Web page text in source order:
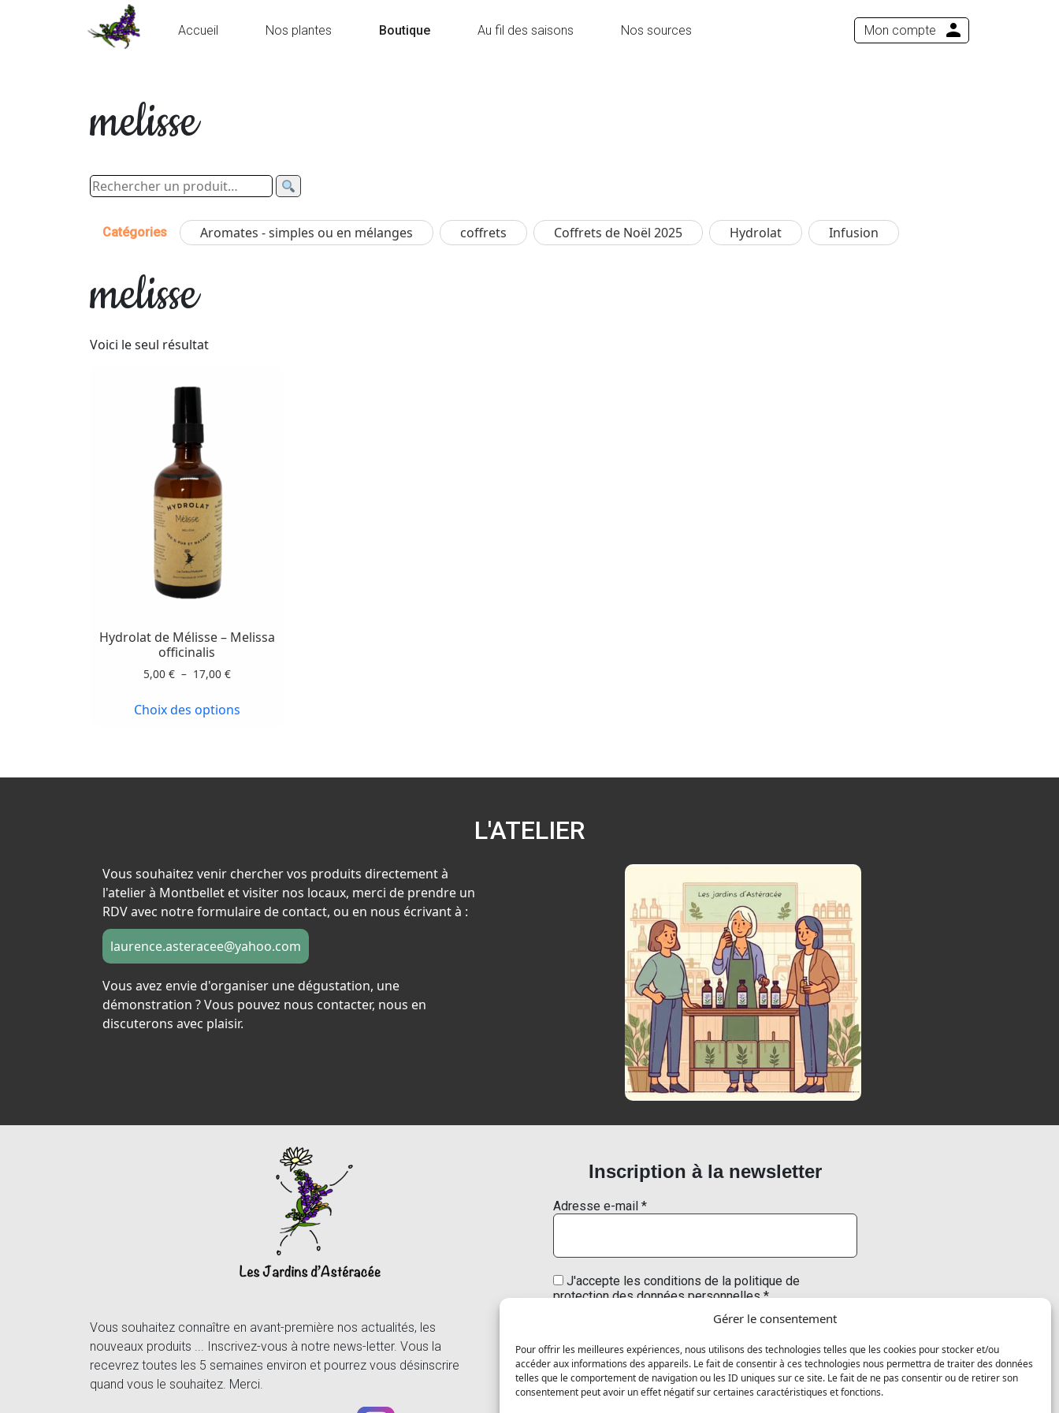
Gérer le consentement
Pour offrir les meilleures expériences, nous utilisons des technologies telles que les cookies pour stocker et/ou
accéder aux informations des appareils. Le fait de consentir à ces technologies nous permettra de traiter des données
telles que le comportement de navigation ou les ID uniques sur ce site. Le fait de ne pas consentir ou de retirer son
consentement peut avoir un effet négatif sur certaines caractéristiques et fonctions.
Accueil Nos plantes Boutique Au fil des saisons Nos sources Mon compte
melisse
Catégories Aromates - simples ou en mélanges coffrets Coffrets de Noël 2025 Hydrolat Infusion
melisse
Voici le seul résultat
Hydrolat de Mélisse – Melissa
officinalis
5,00 € – 17,00 €Plage
prix :
Choix des options
Ce
produit
variations.
Les
options
être
page
L'ATELIER
Vous souhaitez venir chercher vos produits directement à
l'atelier à Montbellet et visiter nos locaux, merci de prendre un
RDV avec notre formulaire de contact, ou en nous écrivant à :
laurence.asteracee@yahoo.com
Vous avez envie d'organiser une dégustation, une
démonstration ? Vous pouvez nous contacter, nous en
discuterons avec plaisir.
Vous souhaitez connaître en avant-première nos actualités, les
nouveaux produits ... Inscrivez-vous à notre news-letter. Vous la
recevrez toutes les 5 semaines environ et pourrez vous désinscrire
quand vous le souhaitez. Merci.
Inscription à la newsletter
Adresse e-mail *
J'accepte les conditions de la politique de
protection des données personnelles *
Nous ne spammons pas ! Consultez notre
politique de
confidentialité
pour plus d’informations.